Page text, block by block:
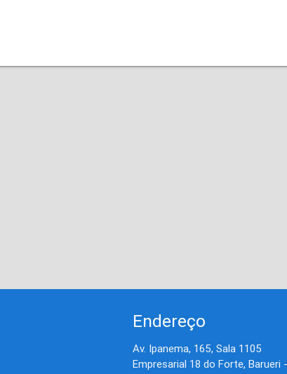
Endereço
Av. Ipanema, 165, Sala 1105
Empresarial 18 do Forte, Barueri